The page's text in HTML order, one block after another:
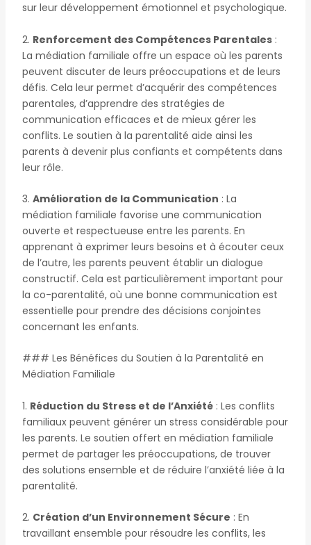
sur leur développement émotionnel et psychologique.
2. Renforcement des Compétences Parentales:
La médiation familiale offre un espace où les parents
peuvent discuter de leurs préoccupations et de leurs
défis. Cela leur permet d’acquérir des compétences
parentales, d’apprendre des stratégies de
communication efficaces et de mieux gérer les
conflits. Le soutien à la parentalité aide ainsi les
parents à devenir plus confiants et compétents dans
leur rôle.
3. Amélioration de la Communication : La
médiation familiale favorise une communication
ouverte et respectueuse entre les parents. En
apprenant à exprimer leurs besoins et à écouter ceux
de l’autre, les parents peuvent établir un dialogue
constructif. Cela est particulièrement important pour
la co-parentalité, où une bonne communication est
essentielle pour prendre des décisions conjointes
concernant les enfants.
### Les Bénéfices du Soutien à la Parentalité en
Médiation Familiale
1. Réduction du Stress et de l’Anxiété: Les conflits
familiaux peuvent générer un stress considérable pour
les parents. Le soutien offert en médiation familiale
permet de partager les préoccupations, de trouver
des solutions ensemble et de réduire l’anxiété liée à la
parentalité.
2. Création d’un Environnement Sécure : En
travaillant ensemble pour résoudre les conflits, les